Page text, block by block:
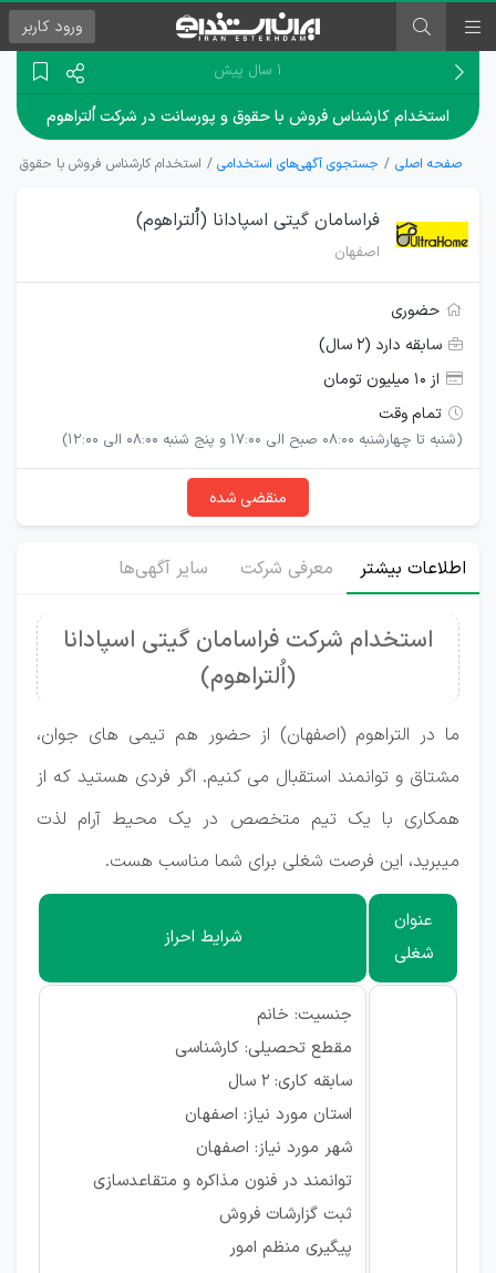
ورود کاربر
۱ سال پیش
استخدام کارشناس فروش با حقوق و پورسانت در شرکت اُلتراهوم
صفحه اصلی جستجوی آگهی‌های استخدامی استخدام کارشناس فروش با حقوق و
فراسامان گیتی اسپادانا (اُلتراهوم)
اصفهان
حضوری
سابقه دارد (۲ سال)
از ۱۰ میلیون تومان
تمام وقت
(شنبه تا چهارشنبه 08:00 صبح الی 17:00 و پنج شنبه 08:00 الی 12:00)
منقضی شده
اطلاعات بیشتر معرفی شرکت سایر آگهی‌ها
استخدام شرکت فراسامان گیتی اسپادانا
(اُلتراهوم)
ما در التراهوم (اصفهان) از حضور هم تیمی های جوان،
مشتاق و توانمند استقبال می کنیم. اگر فردی هستید که از
همکاری با یک تیم متخصص در یک محیط آرام لذت
میبرید، این فرصت شغلی برای شما مناسب هست.
عنوان
شغلی
شرایط احراز
جنسیت: خانم
مقطع تحصیلی: کارشناسی
سابقه کاری: ۲ سال
استان مورد نیاز: اصفهان
شهر مورد نیاز: اصفهان
توانمند در فنون مذاکره و متقاعدسازی
ثبت گزارشات فروش
پیگیری منظم امور